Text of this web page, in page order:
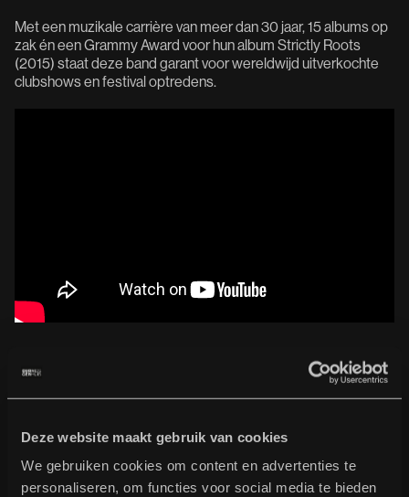
Deze website maakt gebruik van cookies
We gebruiken cookies om content en advertenties te
personaliseren, om functies voor social media te bieden
Met een muzikale carrière van meer dan 30 jaar, 15 albums op
zak én een Grammy Award voor hun album Strictly Roots
(2015) staat deze band garant voor wereldwijd uitverkochte
clubshows en festival optredens.
Burger tipt
Bekijk volledig programma
Bekijk volledig programma